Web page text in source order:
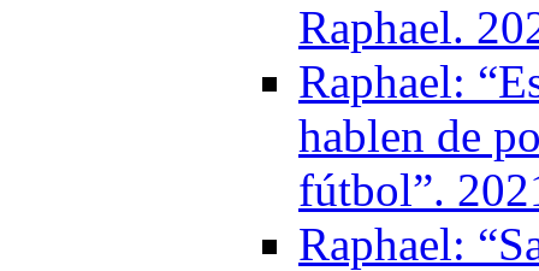
Raphael.
Raphael:
hablen de
fútbol”.
Raphael: